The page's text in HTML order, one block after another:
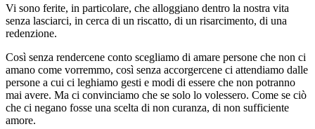
Vi sono ferite, in particolare, che alloggiano dentro la nostra vita
senza lasciarci, in cerca di un riscatto, di un risarcimento, di una
redenzione.
Così senza rendercene conto scegliamo di amare persone che non ci
amano come vorremmo, così senza accorgercene ci attendiamo dalle
persone a cui ci leghiamo gesti e modi di essere che non potranno
mai avere. Ma ci convinciamo che se solo lo volessero. Come se ciò
che ci negano fosse una scelta di non curanza, di non sufficiente
amore.